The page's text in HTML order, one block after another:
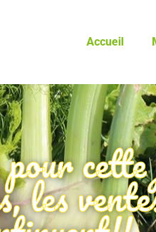
Accueil
cette
les